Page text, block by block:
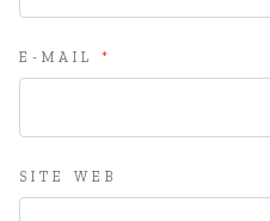
E-MAIL *
SITE WEB